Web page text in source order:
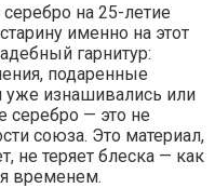
на 25-летие
именно на этот
гарнитур:
подаренные
изнашивались или
серебро — это не
союза. Это материал,
не теряет блеска — как
временем.